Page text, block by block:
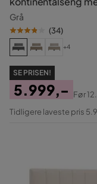
Grå
(34)
+4
SE PRISEN!
Pris
5.999,-
Original
Før
Tidligere laveste pris